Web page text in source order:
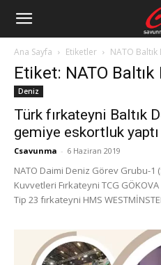
Ana Sayfa Etiketler NATO Baltık
Etiket: NATO Baltık
Deniz
Türk fırkateyni Baltık
gemiye eskortluk yaptı
Csavunma - 6 Haziran 2019
NATO Daimi Deniz Görev Grubu-1
Kuvvetleri Fırkateyni TCG
Tip 23 fırkateyni HMS